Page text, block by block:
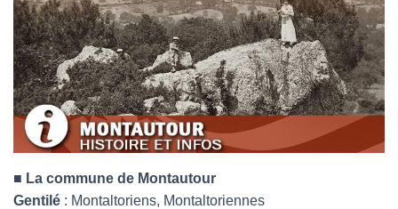
■ La commune de Montautour
Gentilé : Montaltoriens, Montaltoriennes